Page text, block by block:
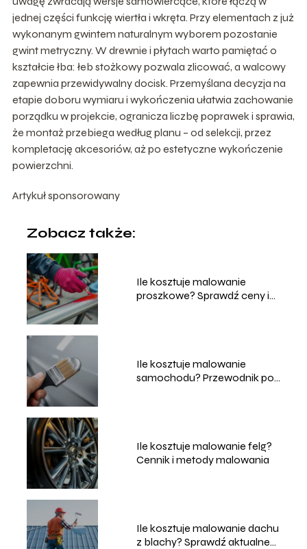
jednej części funkcję wiertła i wkręta. Przy elementach z już
wykonanym gwintem naturalnym wyborem pozostanie
gwint metryczny. W drewnie i płytach warto pamiętać o
kształcie łba: łeb stożkowy pozwala zlicować, a walcowy
zapewnia przewidywalny docisk. Przemyślana decyzja na
etapie doboru wymiaru i wykończenia ułatwia zachowanie
porządku w projekcie, ogranicza liczbę poprawek i sprawia,
że montaż przebiega według planu – od selekcji, przez
kompletację akcesoriów, aż po estetyczne wykończenie
powierzchni.
Artykuł sponsorowany
Zobacz także:
Ile kosztuje malowanie
proszkowe? Sprawdź ceny i
Ile kosztuje malowanie
samochodu? Przewodnik po
Ile kosztuje malowanie felg?
Cennik i metody malowania
Ile kosztuje malowanie dachu
z blachy? Sprawdź aktualne